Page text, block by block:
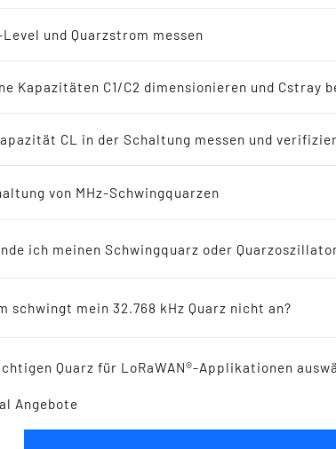
kHz Lösungen
Angebote
und Quarzstrom messen
Kapazitäten C1/C2 dimensionieren und Cstray
CL in der Schaltung messen und
von MHz-Schwingquarzen
ich meinen Schwingquarz oder
schwingt mein 32.768 kHz Quarz nicht an?
Quarz für LoRaWAN®-Applikationen
Telefonischer
Kontakt